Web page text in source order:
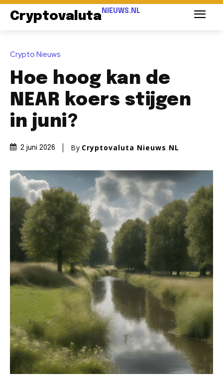
Cryptovaluta NIEUWS.NL
Crypto Nieuws
Hoe hoog kan de
NEAR koers stijgen
in juni?
2 juni 2026 By Cryptovaluta Nieuws NL